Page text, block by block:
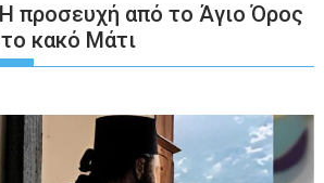
προσευχή από το Άγιο Όρος
κακό Μάτι